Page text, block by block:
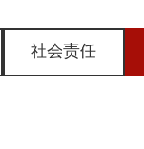
社会责任